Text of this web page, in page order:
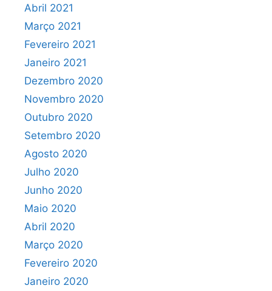
Abril 2021
Março 2021
Fevereiro 2021
Janeiro 2021
Dezembro 2020
Novembro 2020
Outubro 2020
Setembro 2020
Agosto 2020
Julho 2020
Junho 2020
Maio 2020
Abril 2020
Março 2020
Fevereiro 2020
Janeiro 2020